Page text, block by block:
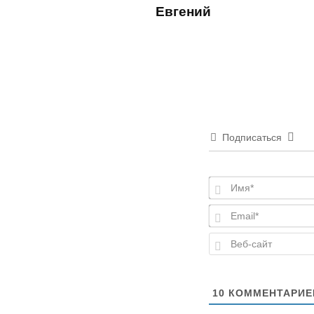
Евгений
Подписаться
10